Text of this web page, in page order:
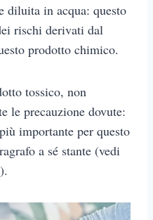
diluita in acqua: questo
rischi derivati dal
prodotto chimico.
tossico, non
le precauzione dovute:
importante per questo
a sé stante (vedi